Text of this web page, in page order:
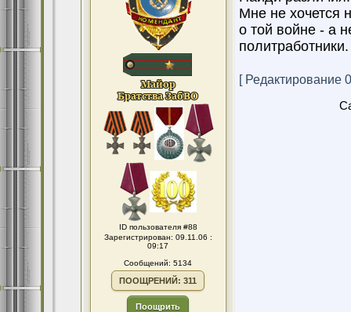
ID пользователя #88
Зарегистрирован: 09.11.06 :
09:17
Сообщений: 5134
ПООЩРЕНИЙ: 311
Поощрить
Мне не хочется
о той войне - а
политработники.
[ Редактирование